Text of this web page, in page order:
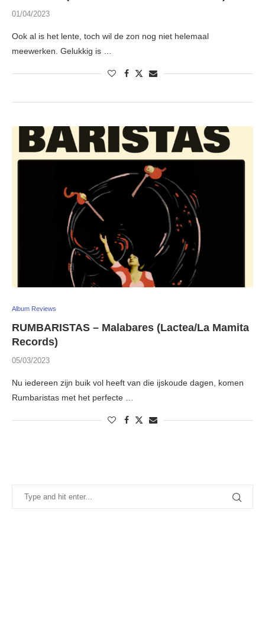
01/04/2023
Ook al is het lente, toch wil de zon nog niet helemaal
meewerken. Gelukkig is …
Album Reviews
RUMBARISTAS – Malabares (Lactea/La Mamita
Records)
05/03/2023
Nu iedereen zijn buik vol heeft van die ijskoude dagen, komen
Rumbaristas met het perfecte …